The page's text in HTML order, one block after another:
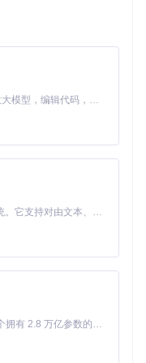
正等待着你！
Claude Code 的开源替代方案。连接任意大模型，编辑代码，运行命令，自动验证 — 全自动执行。用 Rust 构建，极致性能。 ｜ An open-source alternative to Claude Code. Connect any LLM, edit code, run commands, and verify changes — autonomously. Built in Rust for speed. Get Started
MiniMax H3 是一个通用的全模态生成系统。它支持对由文本、图像、视频和音频组成的多模态上下文进行统一理解，并能生成分辨率高达 2K、时长可达 15 秒的带原生立体声音频的视频。得益于面向任务泛化的系统设计，H3 在预训练阶段就已具备广泛的多模态上下文理解与生成能力，能够出色地执行复杂的多模态指令。
Kimi K3 是Kimi能力最强的模型：这是一个拥有 2.8 万亿参数的混合专家（MoE）模型，具备原生视觉理解能力，并支持 100 万 token 的上下文窗口。